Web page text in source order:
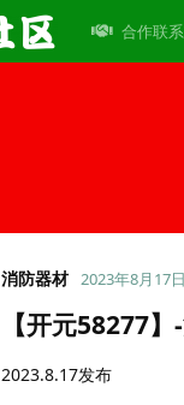
合作联
消防器材 2023年8月17日
【开元58277
2023.8.17发布